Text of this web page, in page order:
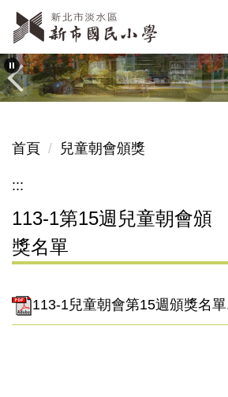
跳
到
主
要
內
區
首頁 兒童朝會頒獎
:::
113-1第15週兒童朝會頒
獎名單
113-1兒童朝會第15週頒獎名